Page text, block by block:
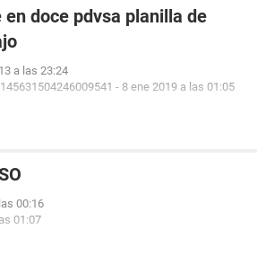
doce pdvsa planilla de
a las 23:24
- 8 ene 2019 a las 01:05
00:16
01:07